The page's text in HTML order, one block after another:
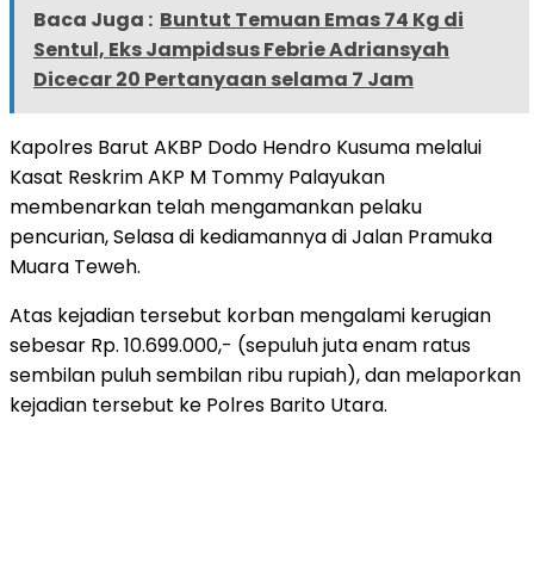
Baca Juga : Buntut Temuan Emas 74 Kg di
Sentul, Eks Jampidsus Febrie Adriansyah
Dicecar 20 Pertanyaan selama 7 Jam
Kapolres Barut AKBP Dodo Hendro Kusuma melalui
Kasat Reskrim AKP M Tommy Palayukan
membenarkan telah mengamankan pelaku
pencurian, Selasa di kediamannya di Jalan Pramuka
Muara Teweh.
Atas kejadian tersebut korban mengalami kerugian
sebesar Rp. 10.699.000,- (sepuluh juta enam ratus
sembilan puluh sembilan ribu rupiah), dan melaporkan
kejadian tersebut ke Polres Barito Utara.